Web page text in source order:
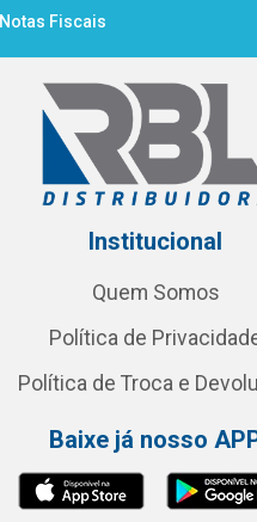
Notas Fiscais
Institucional
Quem Somos
Política de
Política de Troca e
Baixe já nosso